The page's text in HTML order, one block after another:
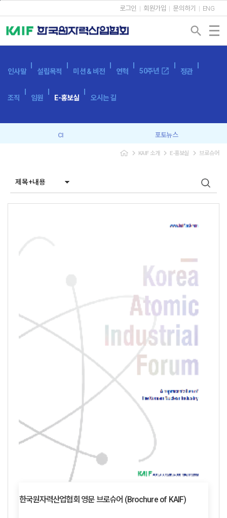
로그인 회원가입 문의하기 ENG
search
인사말 설립목적 미션 & 비전 연혁 50주년 open_in_new 정관
조직 임원 E-홍보실 오시는 길
CI 포토뉴스
캐릭터
navigate_next KAIF 소개 navigate_next E-홍보실 navigate_next 브로슈어
한국원자력산업협회 영문 브로슈어 (Brochure of KAIF)